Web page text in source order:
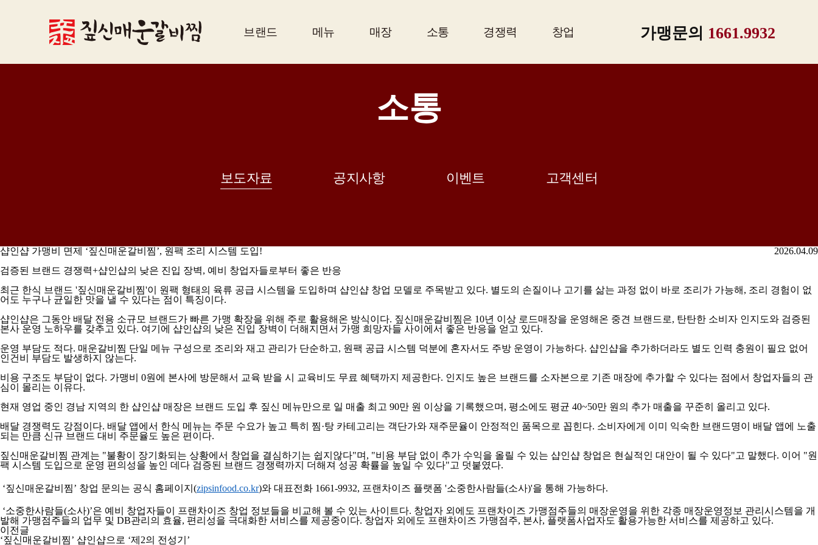
가맹문의 1661.9932
브랜드 메뉴 매장 소통 경쟁력 창업
소통
보도자료 공지사항 이벤트 고객센터
샵인샵 가맹비 면제 ‘짚신매운갈비찜’, 원팩 조리 시스템 도입!
2026.04.09
검증된 브랜드 경쟁력+샵인샵의 낮은 진입 장벽, 예비 창업자들로부터 좋은 반응
최근 한식 브랜드 '짚신매운갈비찜'이 원팩 형태의 육류 공급 시스템을 도입하며 샵인샵 창업 모델로 주목받고 있다. 별도의 손질이나 고기를 삶는 과정 없이 바로 조리가 가능해, 조리 경험이 없
어도 누구나 균일한 맛을 낼 수 있다는 점이 특징이다.
샵인샵은 그동안 배달 전용 소규모 브랜드가 빠른 가맹 확장을 위해 주로 활용해온 방식이다. 짚신매운갈비찜은 10년 이상 로드매장을 운영해온 중견 브랜드로, 탄탄한 소비자 인지도와 검증된
본사 운영 노하우를 갖추고 있다. 여기에 샵인샵의 낮은 진입 장벽이 더해지면서 가맹 희망자들 사이에서 좋은 반응을 얻고 있다.
운영 부담도 적다. 매운갈비찜 단일 메뉴 구성으로 조리와 재고 관리가 단순하고, 원팩 공급 시스템 덕분에 혼자서도 주방 운영이 가능하다. 샵인샵을 추가하더라도 별도 인력 충원이 필요 없어
인건비 부담도 발생하지 않는다.
비용 구조도 부담이 없다. 가맹비 0원에 본사에 방문해서 교육 받을 시 교육비도 무료 혜택까지 제공한다. 인지도 높은 브랜드를 소자본으로 기존 매장에 추가할 수 있다는 점에서 창업자들의 관
심이 몰리는 이유다.
현재 영업 중인 경남 지역의 한 샵인샵 매장은 브랜드 도입 후 짚신 메뉴만으로 일 매출 최고 90만 원 이상을 기록했으며, 평소에도 평균 40~50만 원의 추가 매출을 꾸준히 올리고 있다.
배달 경쟁력도 강점이다. 배달 앱에서 한식 메뉴는 주문 수요가 높고 특히 찜·탕 카테고리는 객단가와 재주문율이 안정적인 품목으로 꼽힌다. 소비자에게 이미 익숙한 브랜드명이 배달 앱에 노출
되는 만큼 신규 브랜드 대비 주문율도 높은 편이다.
짚신매운갈비찜 관계는 "불황이 장기화되는 상황에서 창업을 결심하기는 쉽지않다"며, "비용 부담 없이 추가 수익을 올릴 수 있는 샵인샵 창업은 현실적인 대안이 될 수 있다"고 말했다. 이어 "원
팩 시스템 도입으로 운영 편의성을 높인 데다 검증된 브랜드 경쟁력까지 더해져 성공 확률을 높일 수 있다"고 덧붙였다.
‘짚신매운갈비찜’ 창업 문의는 공식 홈페이지(zipsinfood.co.kr)와 대표전화 1661-9932, 프랜차이즈 플랫폼 '소중한사람들(소사)'을 통해 가능하다.
‘소중한사람들(소사)’은 예비 창업자들이 프랜차이즈 창업 정보들을 비교해 볼 수 있는 사이트다. 창업자 외에도 프랜차이즈 가맹점주들의 매장운영을 위한 각종 매장운영정보 관리시스템을 개
발해 가맹점주들의 업무 및 DB관리의 효율, 편리성을 극대화한 서비스를 제공중이다. 창업자 외에도 프랜차이즈 가맹점주, 본사, 플랫폼사업자도 활용가능한 서비스를 제공하고 있다.
이전글
‘짚신매운갈비찜’ 샵인샵으로 ‘제2의 전성기’